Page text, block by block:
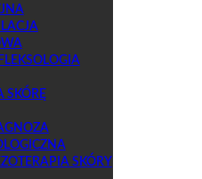
SKÓRĘ
SKÓRY